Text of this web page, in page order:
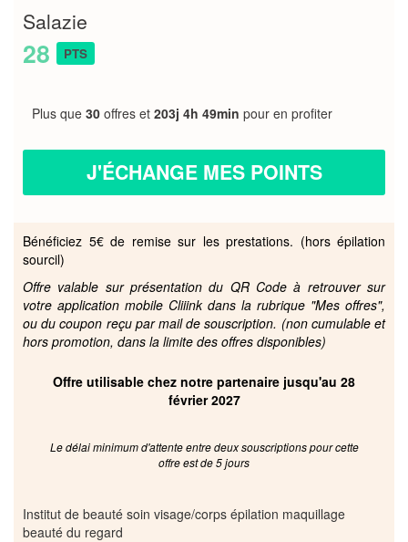
Salazie
28 PTS
Plus que 30 offres et 203j 4h 49min pour en profiter
J'ÉCHANGE MES POINTS
Bénéficiez 5€ de remise sur les prestations. (hors épilation
sourcil)
Offre valable sur présentation du QR Code à retrouver sur
votre application mobile Cliiink dans la rubrique "Mes offres",
ou du coupon reçu par mail de souscription. (non cumulable et
hors promotion, dans la limite des offres disponibles)
Offre utilisable chez notre partenaire jusqu'au 28
février 2027
Le délai minimum d'attente entre deux souscriptions pour cette
offre est de 5 jours
Institut de beauté soin visage/corps épilation maquillage
beauté du regard